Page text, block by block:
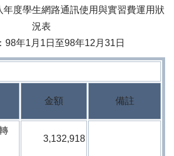
年度學生網路通訊使用與實習費運用狀
況表
98年1月1日至98年12月31日
金額 備註
3,132,918